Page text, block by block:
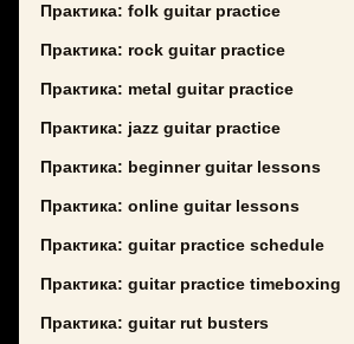
Практика: folk guitar practice
Практика: rock guitar practice
Практика: metal guitar practice
Практика: jazz guitar practice
Практика: beginner guitar lessons
Практика: online guitar lessons
Практика: guitar practice schedule
Практика: guitar practice timeboxing
Практика: guitar rut busters